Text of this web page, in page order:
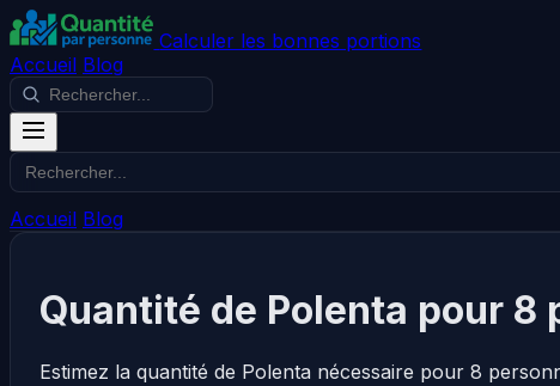
Calculer les bonnes portions
Accueil Blog
Accueil Blog
Quantité de Polenta pour 8
Estimez la quantité de Polenta nécessaire pour 8